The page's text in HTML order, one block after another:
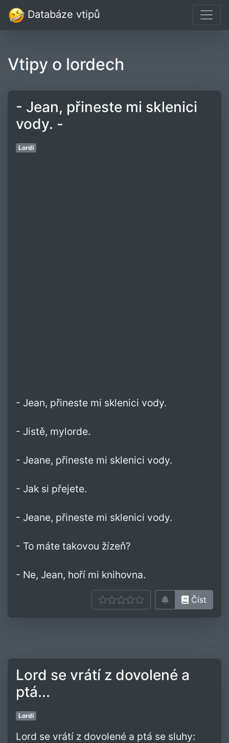
Databáze vtipů
Vtipy o lordech
- Jean, přineste mi sklenici
vody. -
Lordi
- Jean, přineste mi sklenici vody.
- Jistě, mylorde.
- Jeane, přineste mi sklenici vody.
- Jak si přejete.
- Jeane, přineste mi sklenici vody.
- To máte takovou žízeň?
- Ne, Jean, hoří mi knihovna.
Číst
Lord se vrátí z dovolené a
ptá...
Lordi
Lord se vrátí z dovolené a ptá se sluhy: